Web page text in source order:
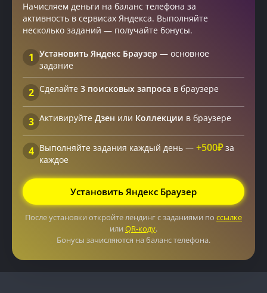
Начисляем деньги на баланс телефона за
активность в сервисах Яндекса. Выполняйте
несколько заданий — получайте бонусы.
1 Установить Яндекс Браузер — основное
задание
2 Сделайте 3 поисковых запроса в браузере
3 Активируйте Дзен или Коллекции в браузере
4 Выполняйте задания каждый день — +500₽за
каждое
Установить Яндекс Браузер
После установки откройте лендинг с заданиями по ссылке
или QR-коду.
Бонусы зачисляются на баланс телефона.